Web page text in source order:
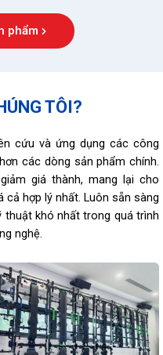
phẩm
TÔI?
cứu và ứng dụng các công
các dòng sản phẩm chính.
giá thành, mang lại cho
cả hợp lý nhất. Luôn sẵn sàng
khó nhất trong quá trình
nghệ.